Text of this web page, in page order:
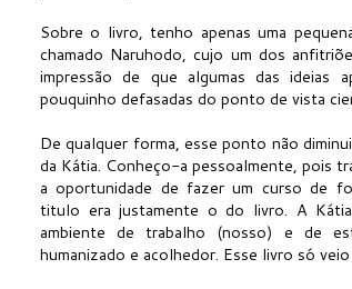
Sobre o livro, tenho apenas uma
chamado Naruhodo, cujo um dos
impressão de que algumas das ideias
pouquinho defasadas do ponto de vista
De qualquer forma, esse ponto não
da Kátia. Conheço-a pessoalmente, pois
a oportunidade de fazer um curso de
titulo era justamente o do livro. A
ambiente de trabalho (nosso) e de
humanizado e acolhedor. Esse livro só